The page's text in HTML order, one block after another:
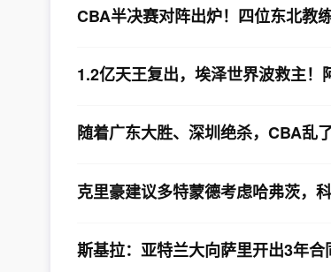
CBA半决赛对阵出炉！四位东北教
1.2亿天王复出，埃泽世界波救主
随着广东大胜、深圳绝杀，CBA乱
克里豪建议多特蒙德考虑哈弗茨，
斯基拉：亚特兰大向萨里开出3年